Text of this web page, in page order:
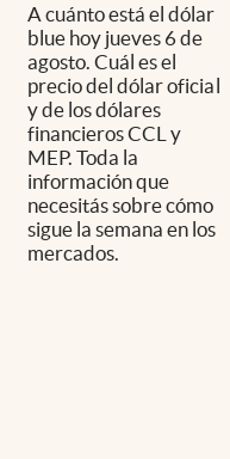
A cuánto está el dólar
blue hoy jueves 6 de
agosto. Cuál es el
precio del dólar oficial
y de los dólares
financieros CCL y
MEP. Toda la
información que
necesitás sobre cómo
sigue la semana en los
mercados.